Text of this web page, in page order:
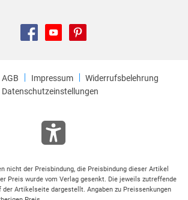
AGB Impressum
Widerrufsbelehrung
Datenschutzeinstellungen
nicht der Preisbindung, die Preisbindung dieser Artikel
Preis wurde vom Verlag gesenkt. Die jeweils zutreffende
der Artikelseite dargestellt. Angaben zu Preissenkungen